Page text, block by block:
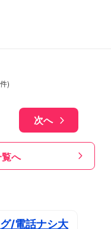
件)
次へ
へ
/電話ナシ大